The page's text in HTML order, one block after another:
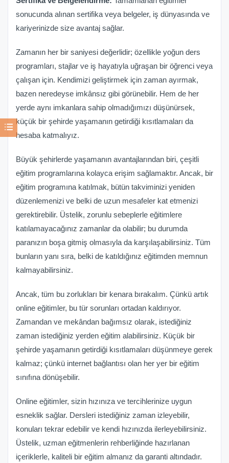
sonucunda alınan sertifika veya belgeler, iş dünyasında ve
kariyerinizde size avantaj sağlar.
Zamanın her bir saniyesi değerlidir; özellikle yoğun ders
programları, stajlar ve iş hayatıyla uğraşan bir öğrenci veya
çalışan için. Kendimizi geliştirmek için zaman ayırmak,
bazen neredeyse imkânsız gibi görünebilir. Hem de her
yerde aynı imkanlara sahip olmadığımızı düşünürsek,
küçük bir şehirde yaşamanın getirdiği kısıtlamaları da
hesaba katmalıyız.
Büyük şehirlerde yaşamanın avantajlarından biri, çeşitli
eğitim programlarına kolayca erişim sağlamaktır. Ancak, bir
eğitim programına katılmak, bütün takviminizi yeniden
düzenlemenizi ve belki de uzun mesafeler kat etmenizi
gerektirebilir. Üstelik, zorunlu sebeplerle eğitimlere
katılamayacağınız zamanlar da olabilir; bu durumda
paranızın boşa gitmiş olmasıyla da karşılaşabilirsiniz. Tüm
bunların yanı sıra, belki de katıldığınız eğitimden memnun
kalmayabilirsiniz.
Ancak, tüm bu zorlukları bir kenara bırakalım. Çünkü artık
online eğitimler, bu tür sorunları ortadan kaldırıyor.
Zamandan ve mekândan bağımsız olarak, istediğiniz
zaman istediğiniz yerden eğitim alabilirsiniz. Küçük bir
şehirde yaşamanın getirdiği kısıtlamaları düşünmeye gerek
kalmaz; çünkü internet bağlantısı olan her yer bir eğitim
sınıfına dönüşebilir.
Online eğitimler, sizin hızınıza ve tercihlerinize uygun
esneklik sağlar. Dersleri istediğiniz zaman izleyebilir,
konuları tekrar edebilir ve kendi hızınızda ilerleyebilirsiniz.
Üstelik, uzman eğitmenlerin rehberliğinde hazırlanan
içeriklerle, kaliteli bir eğitim almanız da garanti altındadır.